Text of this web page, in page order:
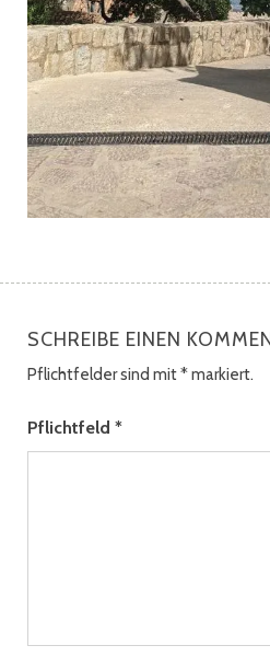
SCHREIBE EINEN
Pflichtfelder sind mit*markiert.
Pflichtfeld *